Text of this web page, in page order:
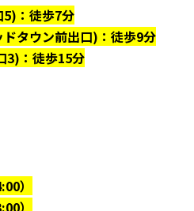
5)：徒歩7分
タウン前出口)：徒歩9分
3)：徒歩15分
）
）